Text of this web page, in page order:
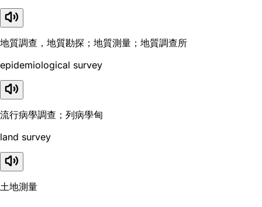
地質調查，地質勘探；地質測量；地質調查所
epidemiological survey
流行病學調查；列病學甸
land survey
土地測量